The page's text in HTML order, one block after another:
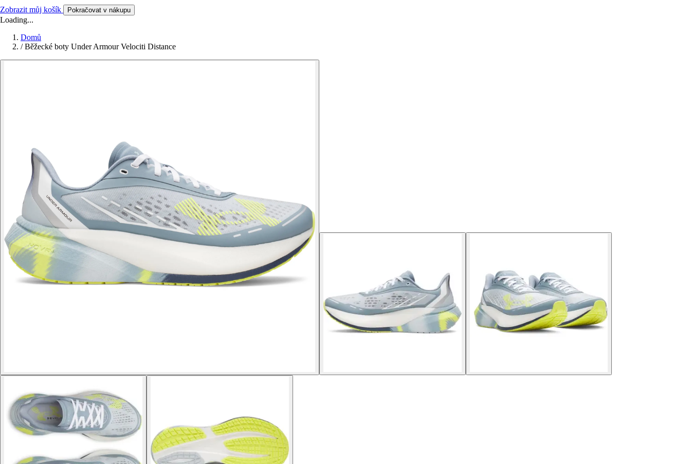
Zobrazit můj košík Pokračovat v nákupu
Loading...
Domů
/ Běžecké boty Under Armour Velociti Distance